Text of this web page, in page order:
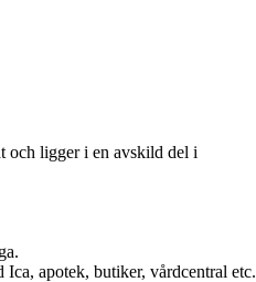
och ligger i en avskild del i
apotek, butiker, vårdcentral etc.